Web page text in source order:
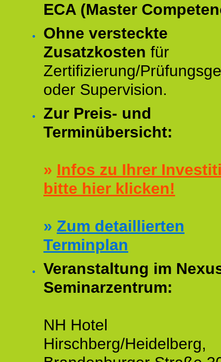
ECA (Master
Ohne versteckte
Zusatzkosten für
Zertifizierung/
oder Supervision.
Zur Preis- und
Terminübersicht:
» Infos zu Ihrer
bitte hier klicken!
» Zum detaillierten
Terminplan
Veranstaltung im
Seminarzentrum:
NH Hotel
Hirschberg/Heidelberg,